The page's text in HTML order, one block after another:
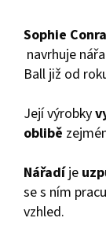
Sophie
navrhuje
Ball již od
Její výrobky
oblibě
Nářadíje
se s ním
vzhled.